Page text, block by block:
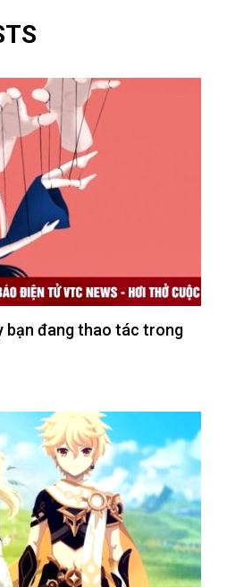
bạn đang thao tác trong